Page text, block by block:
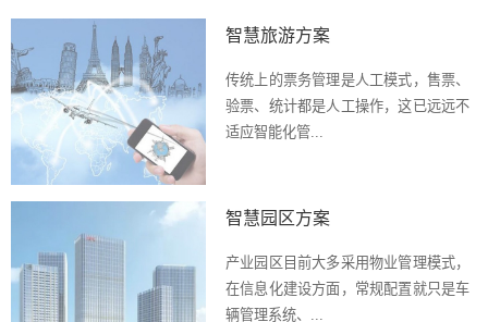
智慧旅游方案
传统上的票务管理是人工模式，售票、
验票、统计都是人工操作，这已远远不
适应智能化管...
智慧园区方案
产业园区目前大多采用物业管理模式，
在信息化建设方面，常规配置就只是车
辆管理系统、...